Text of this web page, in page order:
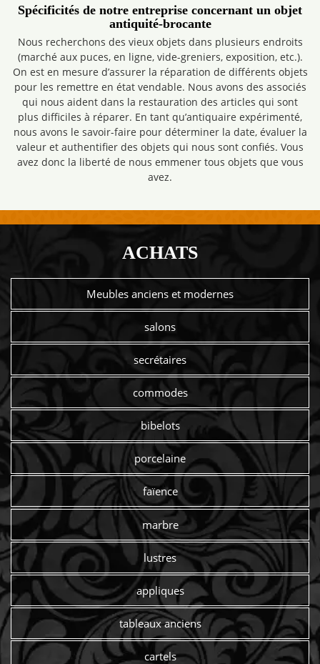
Spécificités de notre entreprise concernant un objet
antiquité-brocante
Nous recherchons des vieux objets dans plusieurs endroits
(marché aux puces, en ligne, vide-greniers, exposition, etc.).
On est en mesure d’assurer la réparation de différents objets
pour les remettre en état vendable. Nous avons des associés
qui nous aident dans la restauration des articles qui sont
plus difficiles à réparer. En tant qu’antiquaire expérimenté,
nous avons le savoir-faire pour déterminer la date, évaluer la
valeur et authentifier des objets qui nous sont confiés. Vous
avez donc la liberté de nous emmener tous objets que vous
avez.
ACHATS
Meubles anciens et modernes
salons
secrétaires
commodes
bibelots
porcelaine
faïence
marbre
lustres
appliques
tableaux anciens
cartels